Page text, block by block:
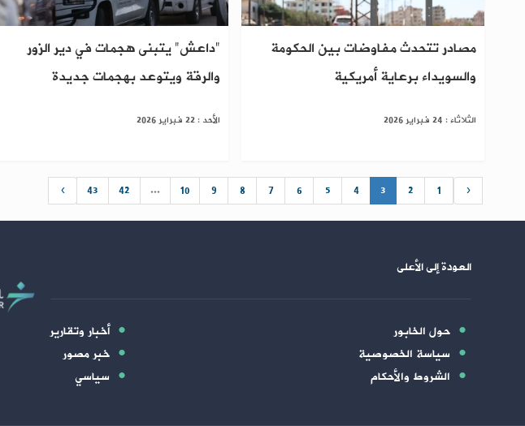
مصادر تتحدث مفاوضات بين الحكومة
والسويداء برعاية أمريكية
الثلاثاء : 24 فبراير 2026
"داعش" يتبنى هجمات في دير الزور
والرقة ويتوعد بهجمات جديدة
الأحد : 22 فبراير 2026
‹
1
2
3
4
5
6
7
8
9
10
...
42
43
›
العودة إلى الأعلى
حول الخابور
سياسة الخصوصية
الشروط والأحكام
أخبار وتقارير
خبر مصور
سياسي